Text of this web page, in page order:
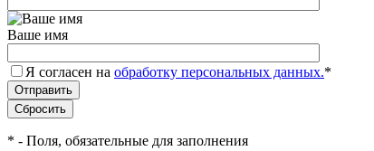
Ваше имя
Я согласен на обработку персональных данных.*
* - Поля, обязательные для заполнения